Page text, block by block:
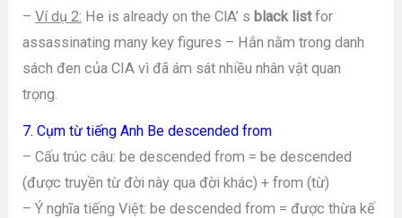
–Ví dụ 2: He is already on the ClA’ s black listfor
assassinating many key figures – Hắn nằm trong danh
sách đen của CIA vì đã ám sát nhiều nhân vật quan
trọng.
7. Cụm từ tiếng Anh Be descended from
– Cấu trúc câu: be descended from = be descended
(được truyền từ đời này qua đời khác) + from (từ)
– Ý nghĩa tiếng Việt: be descended from = được thừa kế